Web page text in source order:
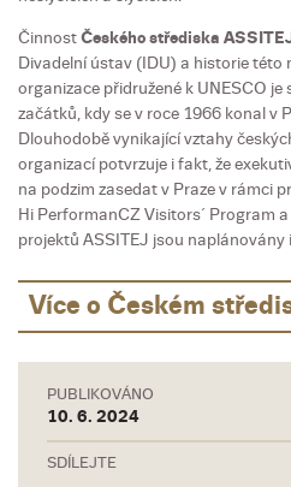
ČinnostČeského střediska
Divadelní ústav (IDU) a historie této
organizace přidružené k UNESCO
začátků, kdy se v roce 1966 konal v
Dlouhodobě vynikající vztahy
organizací potvrzuje i fakt, že
na podzim zasedat v Praze v rámci
Hi PerformanCZ Visitors´ Program
projektů ASSITEJ jsou naplánovány
Více o Českém
PUBLIKOVÁNO
10. 6. 2024
SDÍLEJTE